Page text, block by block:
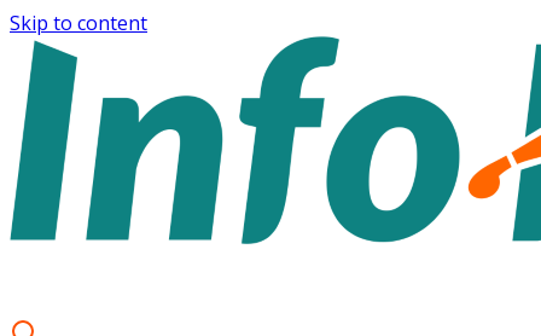
Skip to content